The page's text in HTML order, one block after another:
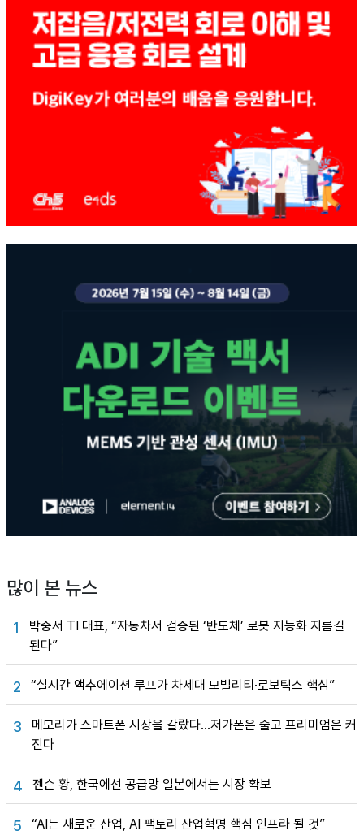
많이 본 뉴스
1
박중서 TI 대표, “자동차서 검증된 ‘반도체’ 로봇 지능화 지름길
된다”
2 “실시간 액추에이션 루프가 차세대 모빌리티·로보틱스 핵심”
3
메모리가 스마트폰 시장을 갈랐다…저가폰은 줄고 프리미엄은 커
진다
4 젠슨 황, 한국에선 공급망 일본에서는 시장 확보
5 “AI는 새로운 산업, AI 팩토리 산업혁명 핵심 인프라 될 것”